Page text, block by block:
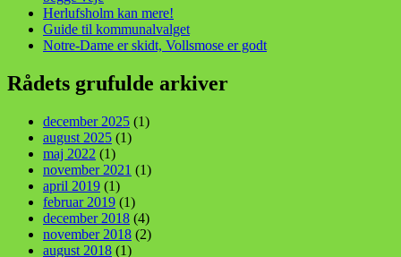
Herlufsholm kan mere!
Guide til kommunalvalget
Notre-Dame er skidt, Vollsmose er godt
Rådets grufulde arkiver
december 2025 (1)
august 2025 (1)
maj 2022 (1)
november 2021 (1)
april 2019 (1)
februar 2019 (1)
december 2018 (4)
november 2018 (2)
august 2018 (1)